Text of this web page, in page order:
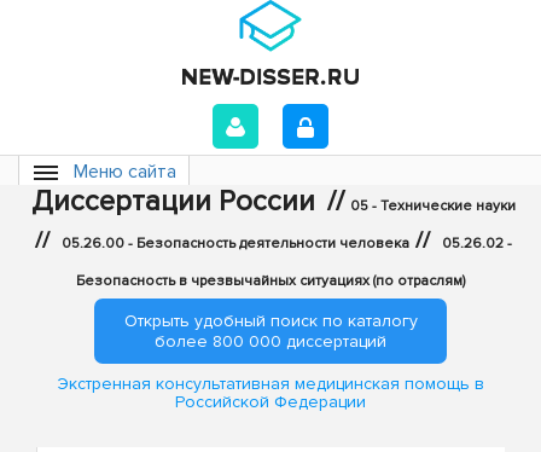
Меню сайта
Диссертации России // 05 - Технические науки
// 05.26.00 - Безопасность деятельности человека // 05.26.02 -
Безопасность в чрезвычайных ситуациях (по отраслям)
Открыть удобный поиск по каталогу
более 800 000 диссертаций
Экстренная консультативная медицинская помощь в
Российской Федерации